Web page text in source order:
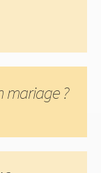
mariage ?